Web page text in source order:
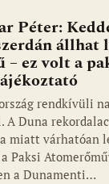
Péter:
állhat
– ez volt a
rendkívüli
A Duna
miatt várhatóan
Paksi
a Dunamenti…